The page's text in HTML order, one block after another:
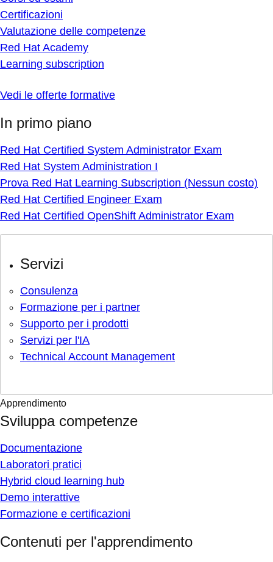
Certificazioni
Valutazione delle competenze
Red Hat Academy
Learning subscription
Vedi le offerte formative
In primo piano
Red Hat Certified System Administrator Exam
Red Hat System Administration I
Prova Red Hat Learning Subscription (Nessun costo)
Red Hat Certified Engineer Exam
Red Hat Certified OpenShift Administrator Exam
Servizi
Consulenza
Formazione per i partner
Supporto per i prodotti
Servizi per l'IA
Technical Account Management
Apprendimento
Sviluppa competenze
Documentazione
Laboratori pratici
Hybrid cloud learning hub
Demo interattive
Formazione e certificazioni
Contenuti per l'apprendimento